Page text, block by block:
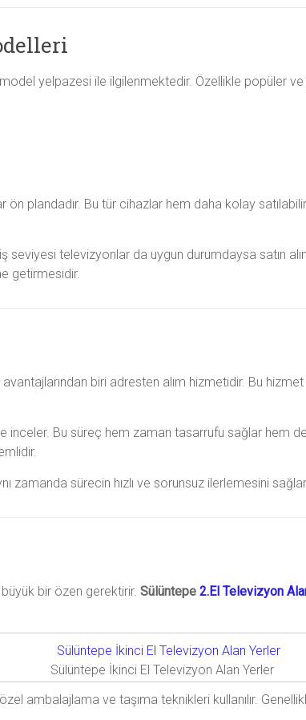
yelpazesi ile ilgilenmektedir. Özellikle popüler
plandadır. Bu tür cihazlar hem daha kolay
televizyonlar da uygun durumdaysa satın
getirmesidir.
biri adresten alım hizmetidir. Bu
inceler. Bu süreç hem zaman tasarrufu sağlar hem
zamanda sürecin hızlı ve sorunsuz ilerlemesini sağlar.
bir özen gerektirir. Sülüntepe 2.El Televizyon
Sülüntepe İkinci El Televizyon Alan Yerler
ambalajlama ve taşıma teknikleri kullanılır.